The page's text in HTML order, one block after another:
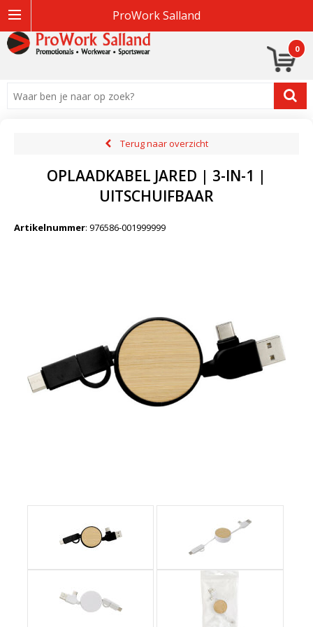
ProWork Salland
0
Terug naar overzicht
OPLAADKABEL JARED | 3-IN-1 |
UITSCHUIFBAAR
Artikelnummer: 976586-001999999